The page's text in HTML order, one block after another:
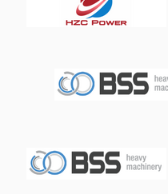
Pulgadas Serie M
Pulido De Piedra
Pulverizador De Pintura